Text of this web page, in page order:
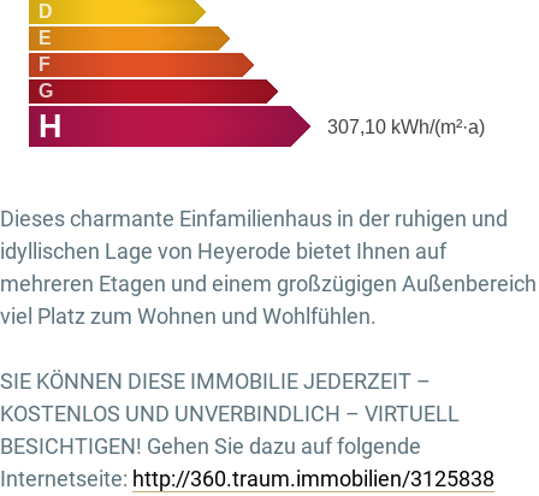
D
E
F
G
H 307,10 kWh/(m²·a)
Dieses charmante Einfamilienhaus in der ruhigen und
idyllischen Lage von Heyerode bietet Ihnen auf
mehreren Etagen und einem großzügigen Außenbereich
viel Platz zum Wohnen und Wohlfühlen.
SIE KÖNNEN DIESE IMMOBILIE JEDERZEIT –
KOSTENLOS UND UNVERBINDLICH – VIRTUELL
BESICHTIGEN! Gehen Sie dazu auf folgende
Internetseite: http://360.traum.immobilien/3125838